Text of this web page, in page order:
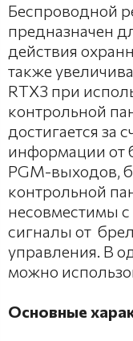
Беспроводной
предназначен
действия
также
RTX3 при
контрольной
достигается за
информации от
PGM-выходов,
контрольной
несовместимы с
сигналы от
управления. В
можно
Основные